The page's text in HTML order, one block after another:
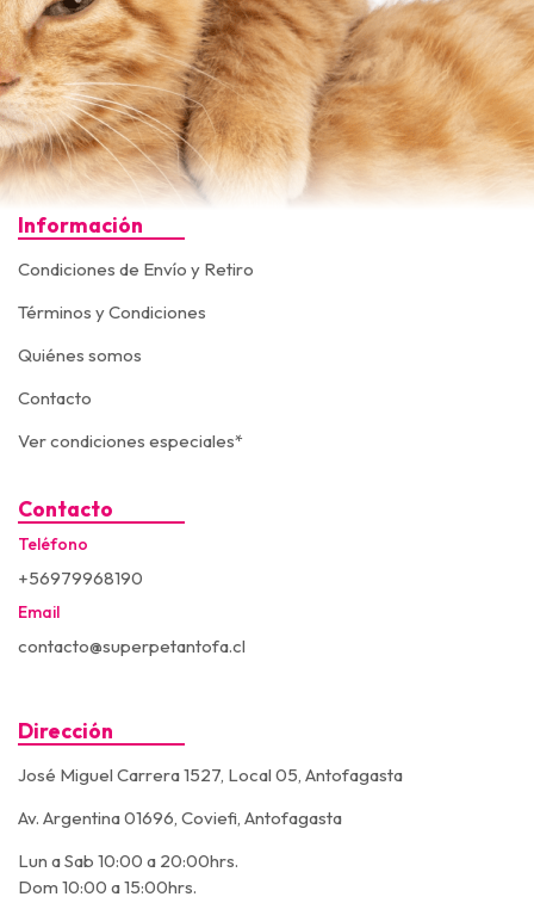
Información
Condiciones de Envío y Retiro
Términos y Condiciones
Quiénes somos
Contacto
Ver condiciones especiales*
Contacto
Teléfono
+56979968190
Email
contacto@superpetantofa.cl
Dirección
José Miguel Carrera 1527, Local 05, Antofagasta
Av. Argentina 01696, Coviefi, Antofagasta
Lun a Sab 10:00 a 20:00hrs.
Dom 10:00 a 15:00hrs.